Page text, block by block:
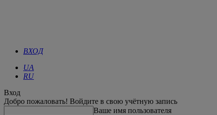
ВХОД
UA
RU
Вход
Добро пожаловать! Войдите в свою учётную запись
Ваше имя пользователя